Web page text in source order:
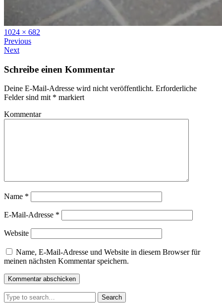
Full
size
1024 × 682
Previous
Next
Schreibe einen Kommentar
Deine E-Mail-Adresse wird nicht veröffentlicht. Erforderliche
Felder sind mit * markiert
Kommentar
Name *
E-Mail-Adresse *
Website
Name, E-Mail-Adresse und Website in diesem Browser für
meinen nächsten Kommentar speichern.
Search
for: